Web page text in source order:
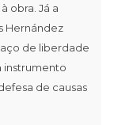
obra. Já a
Hernández
de liberdade
instrumento
de causas